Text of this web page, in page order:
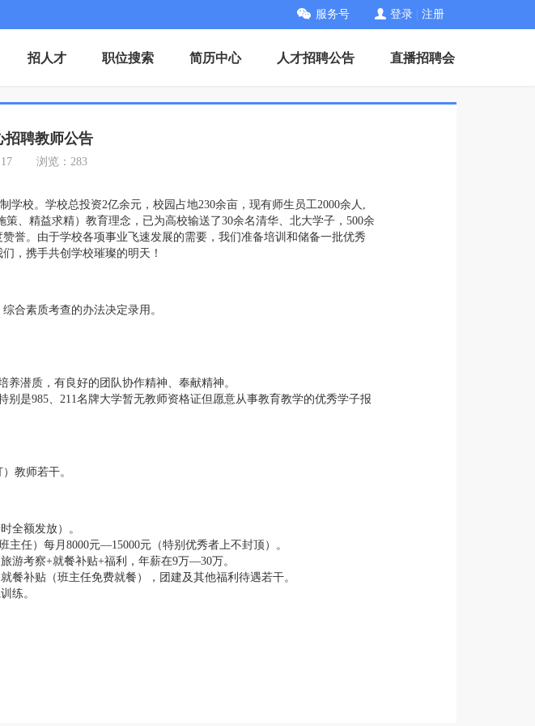
服务号 登录 注册
招人才 职位搜索 简历中心 人才招聘公告 直播招聘会
招聘教师公告
浏览：283
校。学校总投资2亿余元，校园占地230余亩，现有师生员工2000余人,
、精益求精）教育理念，已为高校输送了30余名清华、北大学子，500余
誉。由于学校各项事业飞速发展的需要，我们准备培训和储备一批优秀
，携手共创学校璀璨的明天！
合素质考查的办法决定录用。
潜质，有良好的团队协作精神、奉献精神。
是985、211名牌大学暂无教师资格证但愿意从事教育教学的优秀学子报
教师若干。
全额发放）。
任）每月8000元—15000元（特别优秀者上不封顶）。
游考察+就餐补贴+福利，年薪在9万—30万。
餐补贴（班主任免费就餐），团建及其他福利待遇若干。
练。